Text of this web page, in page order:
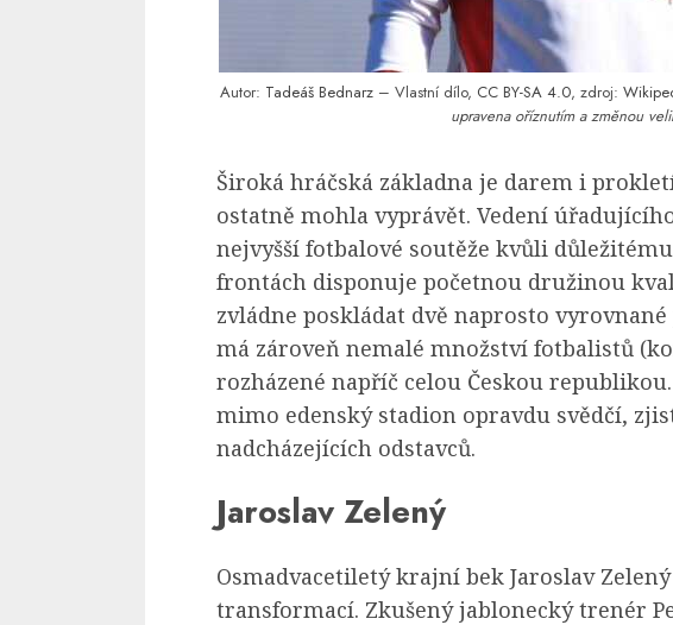
Autor: Tadeáš Bednarz– Vlastní dílo, CC BY-SA 4.0, zdroj:
upravena oříznutím a změnou
Široká hráčská základna je darem i
ostatně mohla vyprávět. Vedení
nejvyšší fotbalové soutěže kvůli
frontách disponuje početnou družinou
zvládne poskládat dvě naprosto
má zároveň nemalé množství fotbalistů
rozházené napříč celou Českou
mimo edenský stadion opravdu svědčí,
nadcházejících odstavců.
Jaroslav Zelený
Osmadvacetiletý krajní bek Jaroslav
transformací. Zkušený jablonecký trenér